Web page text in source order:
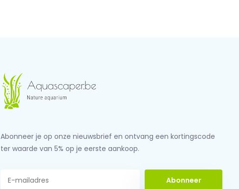
Abonneer je op onze nieuwsbrief en ontvang een kortingscode
ter waarde van 5% op je eerste aankoop.
Abonneer